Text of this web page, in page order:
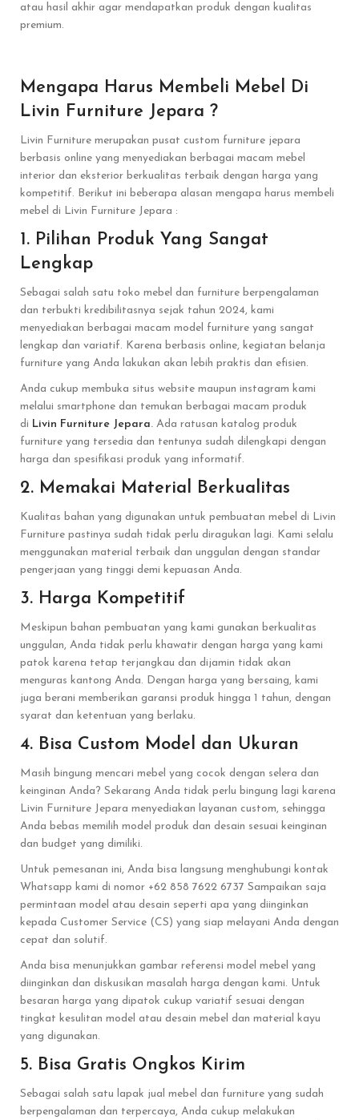
atau hasil akhir agar mendapatkan produk dengan kualitas
premium.
Mengapa Harus Membeli Mebel Di
Livin Furniture Jepara ?
Livin Furniture merupakan pusat custom furniture jepara
berbasis online yang menyediakan berbagai macam mebel
interior dan eksterior berkualitas terbaik dengan harga yang
kompetitif. Berikut ini beberapa alasan mengapa harus membeli
mebel di Livin Furniture Jepara :
1. Pilihan Produk Yang Sangat
Lengkap
Sebagai salah satu toko mebel dan furniture berpengalaman
dan terbukti kredibilitasnya sejak tahun 2024, kami
menyediakan berbagai macam model furniture yang sangat
lengkap dan variatif. Karena berbasis online, kegiatan belanja
furniture yang Anda lakukan akan lebih praktis dan efisien.
Anda cukup membuka situs website maupun instagram kami
melalui smartphone dan temukan berbagai macam produk
di Livin Furniture Jepara. Ada ratusan katalog produk
furniture yang tersedia dan tentunya sudah dilengkapi dengan
harga dan spesifikasi produk yang informatif.
2. Memakai Material Berkualitas
Kualitas bahan yang digunakan untuk pembuatan mebel di Livin
Furniture pastinya sudah tidak perlu diragukan lagi. Kami selalu
menggunakan material terbaik dan unggulan dengan standar
pengerjaan yang tinggi demi kepuasan Anda.
3. Harga Kompetitif
Meskipun bahan pembuatan yang kami gunakan berkualitas
unggulan, Anda tidak perlu khawatir dengan harga yang kami
patok karena tetap terjangkau dan dijamin tidak akan
menguras kantong Anda. Dengan harga yang bersaing, kami
juga berani memberikan garansi produk hingga 1 tahun, dengan
syarat dan ketentuan yang berlaku.
4. Bisa Custom Model dan Ukuran
Masih bingung mencari mebel yang cocok dengan selera dan
keinginan Anda? Sekarang Anda tidak perlu bingung lagi karena
Livin Furniture Jepara menyediakan layanan custom, sehingga
Anda bebas memilih model produk dan desain sesuai keinginan
dan budget yang dimiliki.
Untuk pemesanan ini, Anda bisa langsung menghubungi kontak
Whatsapp kami di nomor +62 858 7622 6737 Sampaikan saja
permintaan model atau desain seperti apa yang diinginkan
kepada Customer Service (CS) yang siap melayani Anda dengan
cepat dan solutif.
Anda bisa menunjukkan gambar referensi model mebel yang
diinginkan dan diskusikan masalah harga dengan kami. Untuk
besaran harga yang dipatok cukup variatif sesuai dengan
tingkat kesulitan model atau desain mebel dan material kayu
yang digunakan.
5. Bisa Gratis Ongkos Kirim
Sebagai salah satu lapak jual mebel dan furniture yang sudah
berpengalaman dan terpercaya, Anda cukup melakukan